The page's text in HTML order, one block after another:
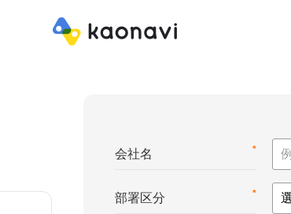
*
会社名
*
部署区分